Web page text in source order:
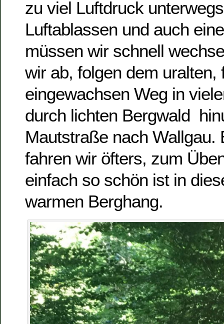
zu viel Luftdruck
Luftablassen und auch
müssen wir schnell
wir ab, folgen dem uralten,
eingewachsen Weg in
durch lichten Bergwald
Mautstraße nach Wallgau.
fahren wir öfters, zum
einfach so schön ist in
warmen Berghang.